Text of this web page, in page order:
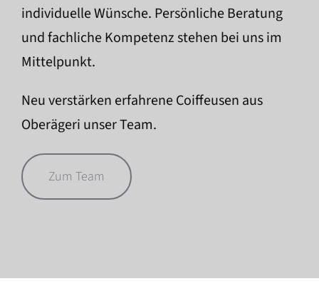
individuelle Wünsche. Persönliche Beratung
und fachliche Kompetenz stehen bei uns im
Mittelpunkt.
Neu verstärken erfahrene Coiffeusen aus
Oberägeri unser Team.
Zum Team